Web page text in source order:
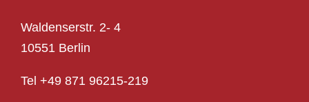
Waldenserstr. 2- 4
10551 Berlin
Tel +49 871 96215-219